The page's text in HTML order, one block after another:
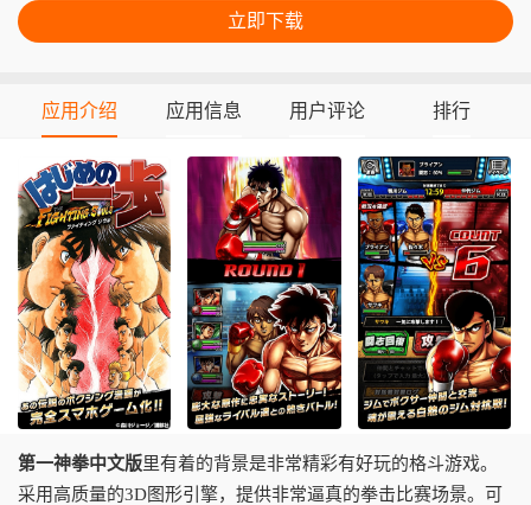
立即下载
应用介绍 应用信息 用户评论 排行
第一神拳中文版里有着的背景是非常精彩有好玩的格斗游戏。
采用高质量的3D图形引擎，提供非常逼真的拳击比赛场景。可